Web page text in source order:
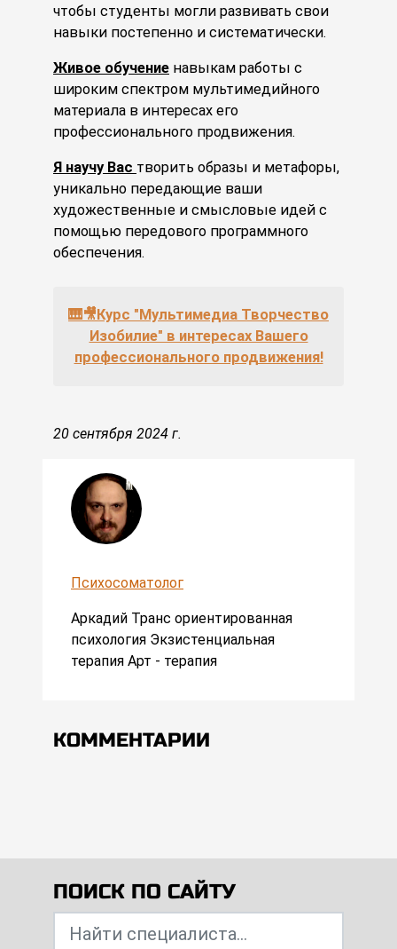
чтобы студенты могли развивать свои
навыки постепенно и систематически.
Живое обучение навыкам работы с
широким спектром мультимедийного
материала в интересах его
профессионального продвижения.
Я научу Вас творить образы и метафоры,
уникально передающие ваши
художественные и смысловые идей с
помощью передового программного
обеспечения.
🎹🎥Курс "Мультимедиа Творчество
Изобилие" в интересах Вашего
профессионального продвижения!
20 сентября 2024 г.
Психосоматолог
Аркадий Транс ориентированная
психология Экзистенциальная
терапия Арт - терапия
КОММЕНТАРИИ
ПОИСК ПО САЙТУ